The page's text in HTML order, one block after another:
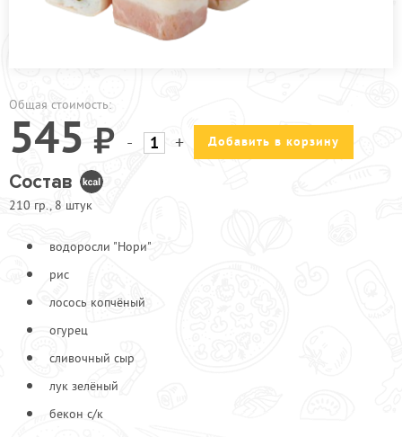
ПРОЧЕЕ
КАФЕ УЛ.2-АЯ ПРОЛЕТАРСКАЯ
Общая стоимость:
545 - + Добавить в корзину
Состав
210 гр., 8 штук
водоросли "Нори"
рис
лосось копчёный
огурец
сливочный сыр
лук зелёный
бекон с/к